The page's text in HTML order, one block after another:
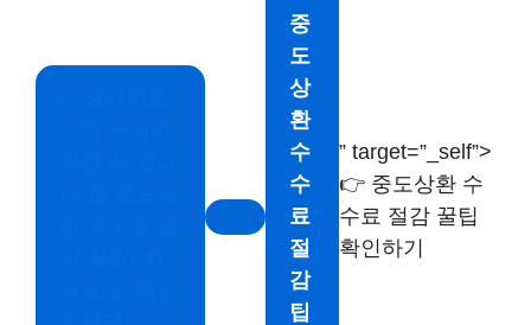
중
도
상
환
수
수
료
절
감
팁
” target=”_self”>
👉 중도상환 수
수료 절감 꿀팁
확인하기